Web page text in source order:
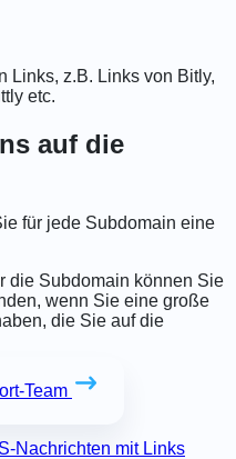
Links, z.B. Links von Bitly,
etc.
auf die
für jede Subdomain eine
die Subdomain können Sie
wenn Sie eine große
die Sie auf die
Team
Nachrichten mit Links